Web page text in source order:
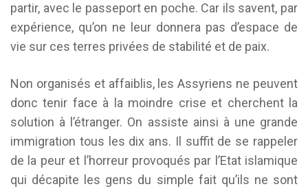
partir, avec le passeport en poche. Car ils savent, par
expérience, qu’on ne leur donnera pas d’espace de
vie sur ces terres privées de stabilité et de paix.
Non organisés et affaiblis, les Assyriens ne peuvent
donc tenir face à la moindre crise et cherchent la
solution à l’étranger. On assiste ainsi à une grande
immigration tous les dix ans. Il suffit de se rappeler
de la peur et l’horreur provoqués par l’Etat islamique
qui décapite les gens du simple fait qu’ils ne sont